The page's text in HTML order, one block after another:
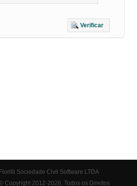
Verificar
Fiorilli Sociedade Civil Software LTDA
Copyright 2012-2026. Todos os Direitos